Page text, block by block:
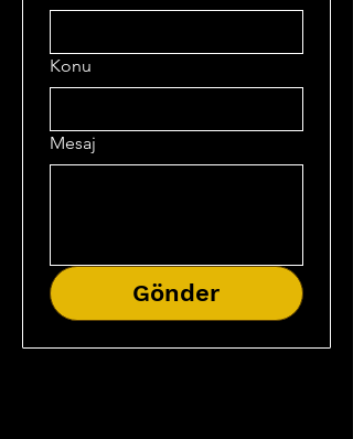
Konu
Mesaj
Gönder